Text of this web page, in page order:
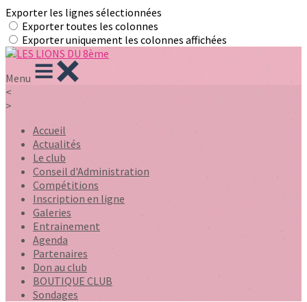
Exporter les lignes sélectionnées
Exporter toutes les colonnes
Exporter uniquement les colonnes affichées
Menu
<
>
Accueil
Actualités
Le club
Conseil d'Administration
Compétitions
Inscription en ligne
Galeries
Entrainement
Agenda
Partenaires
Don au club
BOUTIQUE CLUB
Sondages